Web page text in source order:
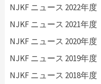
NJKF ニュース 2022年度
NJKF ニュース 2021年度
NJKF ニュース 2020年度
NJKF ニュース 2019年度
NJKF ニュース 2018年度